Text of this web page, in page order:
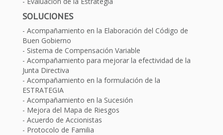
SOLUCIONES
Acompañamiento en la Elaboración del Código de
Buen Gobierno
Sistema de Compensación Variable
Acompañamiento para mejorar la efectividad de la
Junta Directiva
Acompañamiento en la formulación de la
ESTRATEGIA
Acompañamiento en la Sucesión
Mejora del Mapa de Riesgos
Acuerdo de Accionistas
Protocolo de Familia